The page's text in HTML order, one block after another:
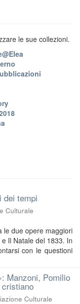
le sue collezioni.
dei tempi
Culturale
le due opere maggiori
Il Natale del 1833. In
con le questioni
Manzoni, Pomilio
Culturale